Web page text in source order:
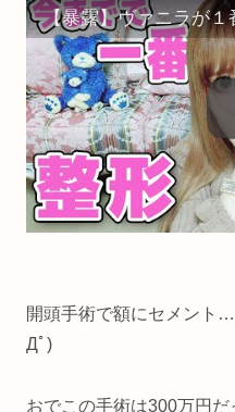
開頭手術で額にセメント
Дﾟ)
おでこの手術は300万円だ